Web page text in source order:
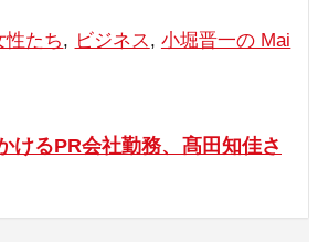
性たち, ビジネス, 小堀晋一の Mai
けるPR会社勤務、髙田知佳さ